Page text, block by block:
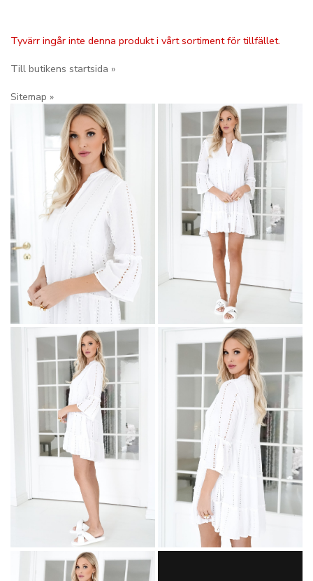
Tyvärr ingår inte denna produkt i vårt sortiment för tillfället.
Till butikens startsida »
Sitemap »